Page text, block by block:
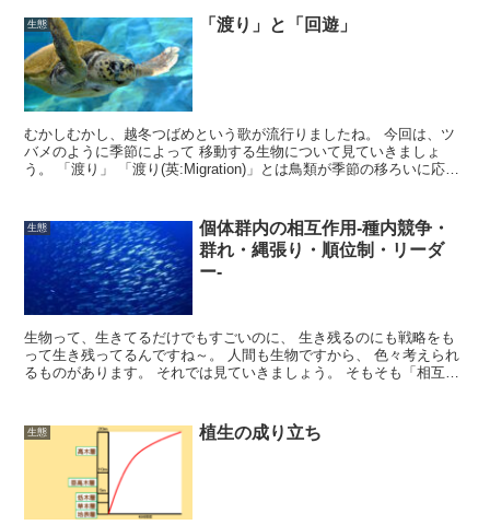
生態 「渡り」と「回遊」
むかしむかし、越冬つばめという歌が流行りましたね。 今回は、ツ
バメのように季節によって 移動する生物について見ていきましょ
う。 「渡り」 「渡り(英:Migration)」とは鳥類が季節の移ろいに応じ
生態
個体群内の相互作用-種内競争・
群れ・縄張り・順位制・リーダ
ー-
生物って、生きてるだけでもすごいのに、 生き残るのにも戦略をも
って生き残ってるんですね～。 人間も生物ですから、 色々考えられ
るものがあります。 それでは見ていきましょう。 そもそも「相互作
生態 植生の成り立ち